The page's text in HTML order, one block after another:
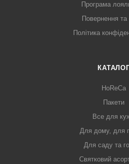
Програма
Повернення та
Політика
КАТАЛОГ
HoReCa
Пакети
Все для
Для дому, для
Для саду та
Святковий